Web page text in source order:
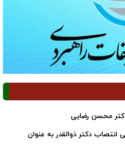
دکتر محسن رضایی
انتصاب دکتر ذوالقدر به عنوان